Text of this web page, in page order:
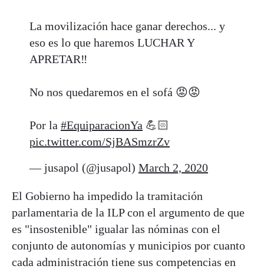
La movilización hace ganar derechos... y
eso es lo que haremos LUCHAR Y
APRETAR‼️
No nos quedaremos en el sofá 😡😡
Por la #EquiparacionYa 💪🏻
pic.twitter.com/SjBASmzrZv
— jusapol (@jusapol) March 2, 2020
El Gobierno ha impedido la tramitación
parlamentaria de la ILP con el argumento de que
es "insostenible" igualar las nóminas con el
conjunto de autonomías y municipios por cuanto
cada administración tiene sus competencias en